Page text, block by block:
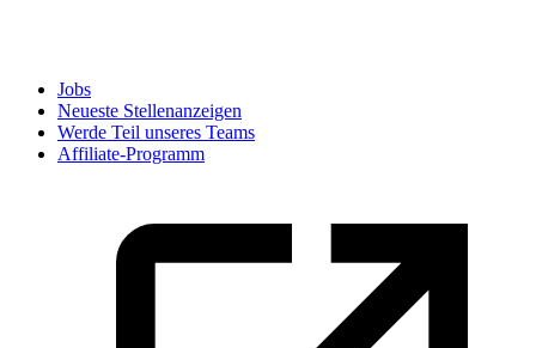
Jobs
Neueste Stellenanzeigen
Werde Teil unseres Teams
Affiliate-Programm